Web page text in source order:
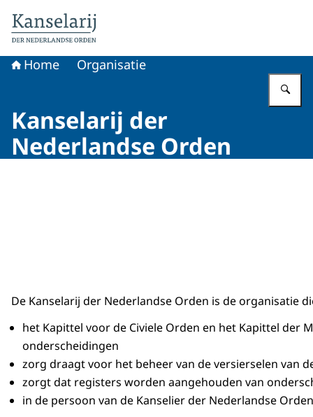
Home Organisatie
Kanselarij der
Nederlandse Orden
De Kanselarij der Nederlandse Orden is de organisatie
het Kapittel voor de Civiele Orden en het Kapittel
onderscheidingen
zorg draagt voor het beheer van de versierselen van
zorgt dat registers worden aangehouden van
in de persoon van de Kanselier der Nederlandse